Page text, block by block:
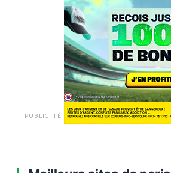
PUBLICITÉ